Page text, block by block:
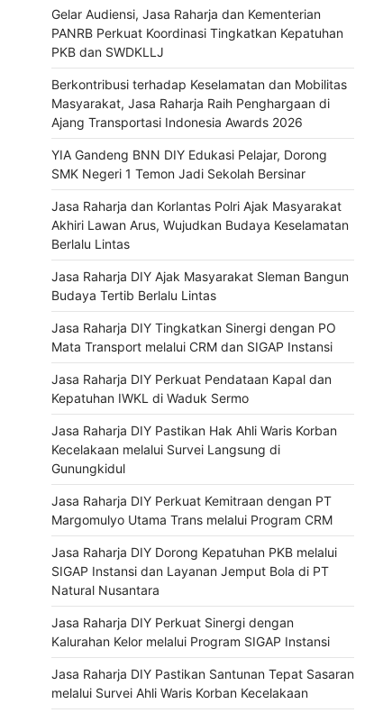
Gelar Audiensi, Jasa Raharja dan Kementerian
PANRB Perkuat Koordinasi Tingkatkan Kepatuhan
PKB dan SWDKLLJ
Berkontribusi terhadap Keselamatan dan Mobilitas
Masyarakat, Jasa Raharja Raih Penghargaan di
Ajang Transportasi Indonesia Awards 2026
YIA Gandeng BNN DIY Edukasi Pelajar, Dorong
SMK Negeri 1 Temon Jadi Sekolah Bersinar
Jasa Raharja dan Korlantas Polri Ajak Masyarakat
Akhiri Lawan Arus, Wujudkan Budaya Keselamatan
Berlalu Lintas
Jasa Raharja DIY Ajak Masyarakat Sleman Bangun
Budaya Tertib Berlalu Lintas
Jasa Raharja DIY Tingkatkan Sinergi dengan PO
Mata Transport melalui CRM dan SIGAP Instansi
Jasa Raharja DIY Perkuat Pendataan Kapal dan
Kepatuhan IWKL di Waduk Sermo
Jasa Raharja DIY Pastikan Hak Ahli Waris Korban
Kecelakaan melalui Survei Langsung di
Gunungkidul
Jasa Raharja DIY Perkuat Kemitraan dengan PT
Margomulyo Utama Trans melalui Program CRM
Jasa Raharja DIY Dorong Kepatuhan PKB melalui
SIGAP Instansi dan Layanan Jemput Bola di PT
Natural Nusantara
Jasa Raharja DIY Perkuat Sinergi dengan
Kalurahan Kelor melalui Program SIGAP Instansi
Jasa Raharja DIY Pastikan Santunan Tepat Sasaran
melalui Survei Ahli Waris Korban Kecelakaan